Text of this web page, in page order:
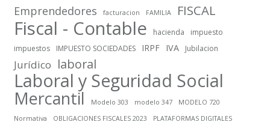
Emprendedores facturacion FAMILIA FISCAL
Fiscal - Contable hacienda
impuesto
impuestos
IMPUESTO SOCIEDADES IRPF IVA Jubilacion
Jurídico laboral
Laboral y Seguridad Social
Mercantil Modelo 303 modelo 347
MODELO 720
Normativa
OBLIGACIONES FISCALES 2023
PLATAFORMAS DIGITALES